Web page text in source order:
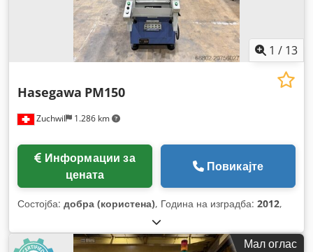
1 / 13
Zuchwil 1.286 km
Hasegawa PM150
цената
Повикајте
Состојба: добра (користена), Година на изградба: 2012,
Мал оглас